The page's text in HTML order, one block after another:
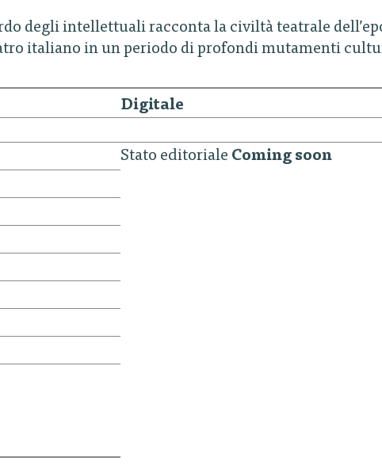
degli intellettuali racconta la civiltà teatrale
italiano in un periodo di profondi mutamenti
Digitale
Stato editoriale Coming soon